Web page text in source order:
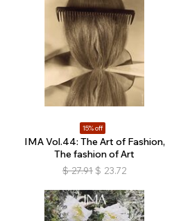
15% off
IMA Vol.44: The Art of Fashion,
The fashion of Art
$ 27.91 $ 23.72